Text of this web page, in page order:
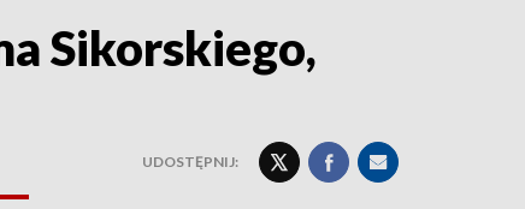
Sikorskiego,
UDOSTĘPNIJ: